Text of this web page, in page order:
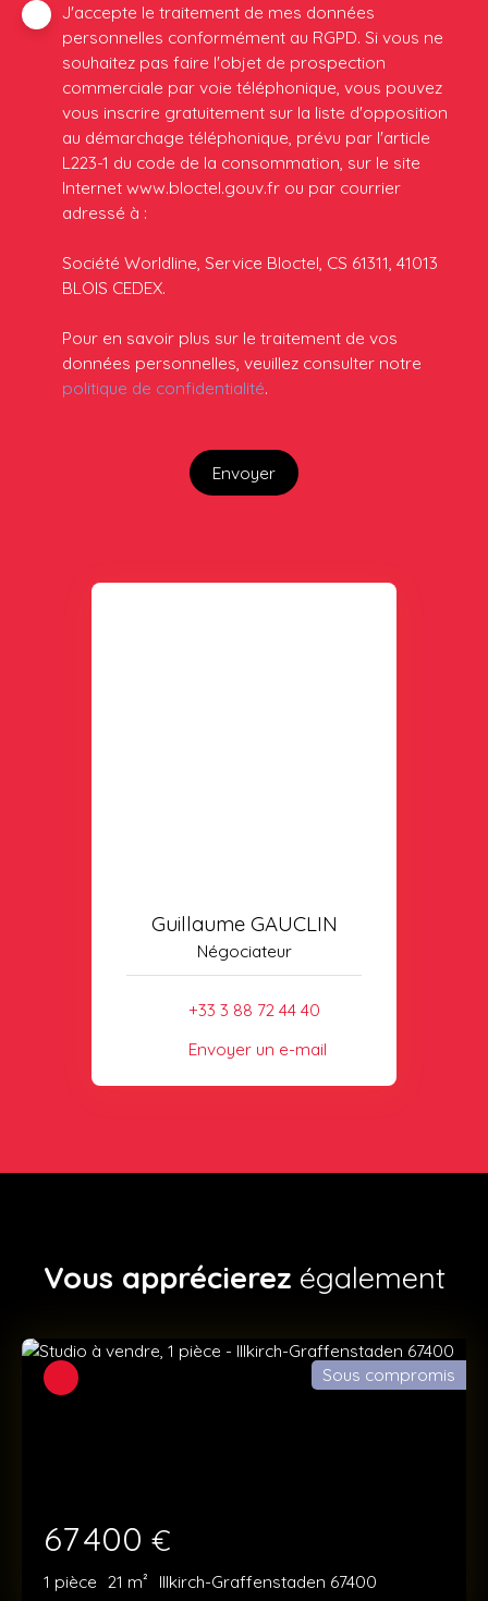
J'accepte le traitement de mes données
personnelles conformément au RGPD. Si vous ne
souhaitez pas faire l'objet de prospection
commerciale par voie téléphonique, vous pouvez
vous inscrire gratuitement sur la liste d'opposition
au démarchage téléphonique, prévu par l'article
L223-1 du code de la consommation, sur le site
Internet www.bloctel.gouv.fr ou par courrier
adressé à :
Société Worldline, Service Bloctel, CS 61311, 41013
BLOIS CEDEX.
Pour en savoir plus sur le traitement de vos
données personnelles, veuillez consulter notre
politique de confidentialité.
Envoyer
Guillaume GAUCLIN
Négociateur
+33 3 88 72 44 40
Envoyer un e-mail
Vous apprécierez également
67 400 €
1 pièce 21 m² Illkirch-Graffenstaden 67400
Sous compromis